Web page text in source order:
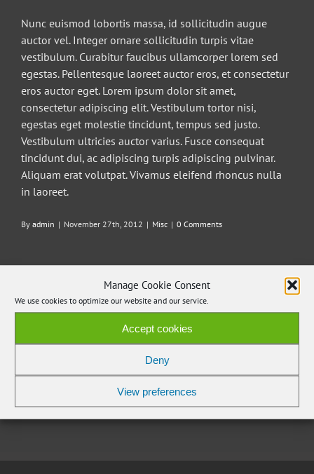
Manage Cookie Consent
We use cookies to optimize our website and our service.
Accept cookies
Deny
View preferences
Nunc euismod lobortis massa, id sollicitudin augue
auctor vel. Integer ornare sollicitudin turpis vitae
vestibulum. Curabitur faucibus ullamcorper lorem sed
egestas. Pellentesque laoreet auctor eros, et consectetur
eros auctor eget. Lorem ipsum dolor sit amet,
consectetur adipiscing elit. Vestibulum tortor nisi,
egestas eget molestie tincidunt, tempus sed justo.
Vestibulum ultricies auctor varius. Fusce consequat
tincidunt dui, ac adipiscing turpis adipiscing pulvinar.
Aliquam erat volutpat. Vivamus eleifend rhoncus nulla
in laoreet.
By admin | November 27th, 2012 | Misc | 0 Comments
Share This Story, Choose Your Platform!